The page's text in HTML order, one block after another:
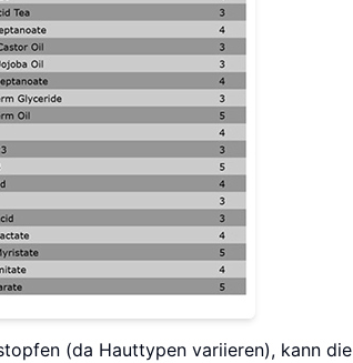
(da Hauttypen variieren), kann die